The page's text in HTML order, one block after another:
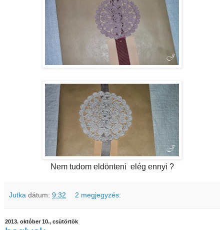
Nem tudom eldönteni elég ennyi ?
Jutka dátum: 9:32 2 megjegyzés:
2013. október 10., csütörtök